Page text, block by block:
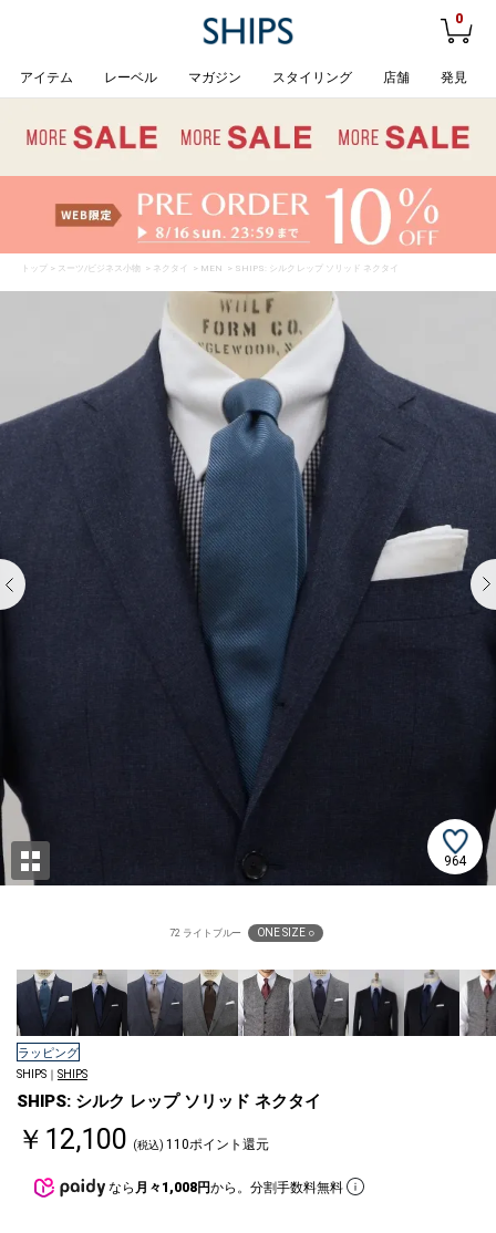
0
アイテム レーベル マガジン スタイリング 店舗 発見
トップ > スーツ/ビジネス小物 > ネクタイ > MEN > SHIPS: シルク レップ ソリッド ネクタイ
964
72 ライトブルー ONE SIZE ○
ラッピング
SHIPS｜ SHIPS
SHIPS: シルク レップ ソリッド ネクタイ
￥12,100 (税込) 110ポイント還元
なら 月々1,008円から。分割手数料無料